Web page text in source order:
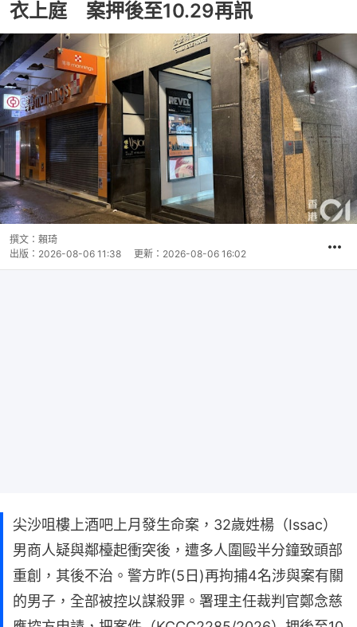
衣上庭 案押後至10.29再訊
撰文： 賴琦
出版： 2026-08-06 11:38 更新： 2026-08-06 16:02
尖沙咀樓上酒吧上月發生命案，32歲姓楊（Issac）
男商人疑與鄰檯起衝突後，遭多人圍毆半分鐘致頭部
重創，其後不治。警方昨(5日)再拘捕4名涉與案有關
的男子，全部被控以謀殺罪。署理主任裁判官鄭念慈